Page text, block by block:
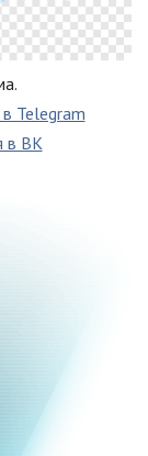
Telegram
в ВК